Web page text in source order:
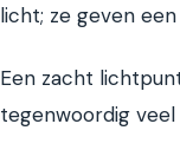
licht; ze geven
Een zacht
tegenwoordig